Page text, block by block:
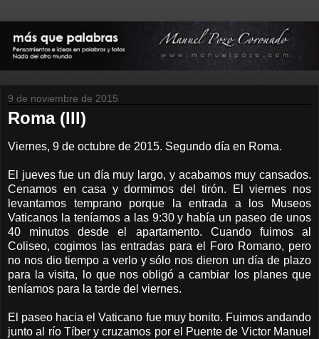
9 de noviembre de 2015
Roma (III)
Viernes, 9 de octubre de 2015. Segundo día en Roma.
El jueves fue un día muy largo, y acabamos muy cansados.
Cenamos en casa y dormimos del tirón. El viernes nos
levantamos temprano porque la entrada a los Museos
Vaticanos la teníamos a las 9:30 y había un paseo de unos
40 minutos desde el apartamento. Cuando fuimos al
Coliseo, cogimos las entradas para el Foro Romano, pero
no nos dio tiempo a verlo y sólo nos dieron un día de plazo
para la visita, lo que nos obligó a cambiar los planes que
teníamos para la tarde del viernes.
El paseo hacia el Vaticano fue muy bonito. Fuimos andando
junto al río Tíber y cruzamos por el Puente de Victor Manuel